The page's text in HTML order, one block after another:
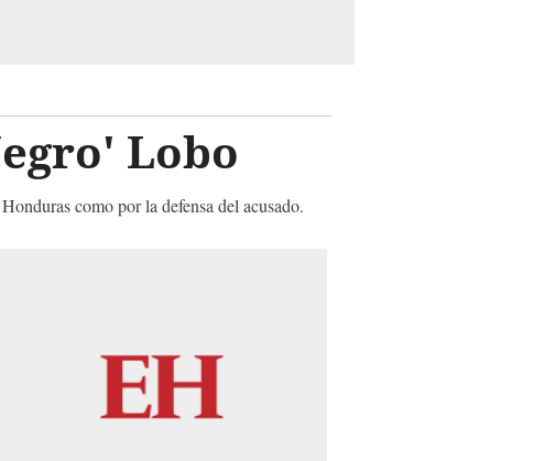
Lobo
como por la defensa del acusado.